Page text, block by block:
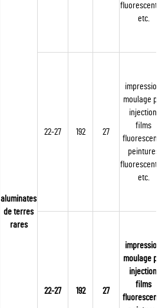
aluminates
de terres
rares
etc.
22-27 192 27
impression,
moulage par
injection,
films
fluorescents,
peintures
etc.
22-27 192 27
impression,
moulage par
injection,
films
fluorescents,